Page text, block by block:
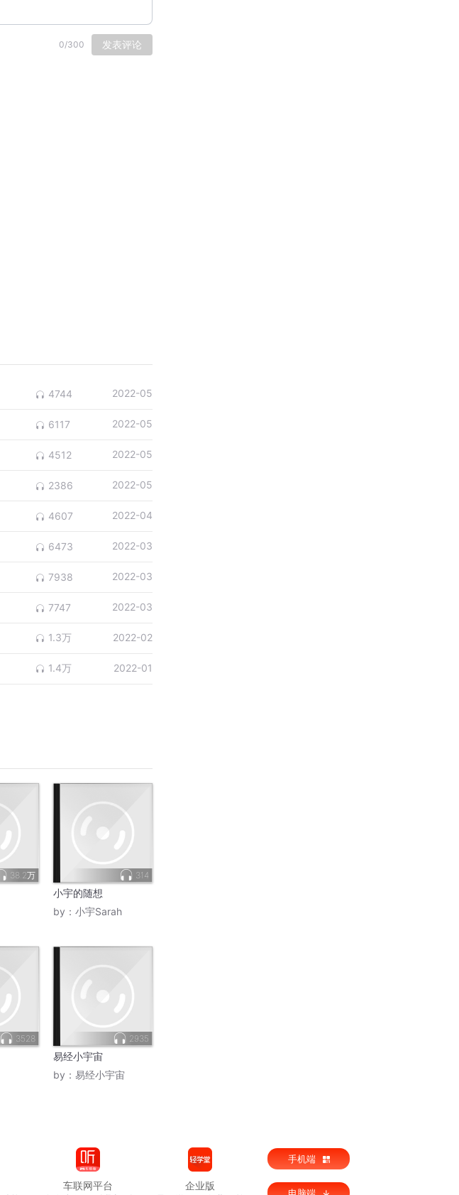
0/300 发表评论
4744 2022-05
6117 2022-05
4512 2022-05
2386 2022-05
4607 2022-04
6473 2022-03
7938 2022-03
7747 2022-03
1.3万 2022-02
1.4万 2022-01
38.2万 314
小宇的随想
by： 小宇Sarah
3528 2935
易经小宇宙
by： 易经小宇宙
车联网平台
企业版
手机端